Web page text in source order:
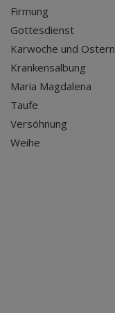
Firmung
Gottesdienst
Karwoche und Ostern
Krankensalbung
Maria Magdalena
Taufe
Versöhnung
Weihe